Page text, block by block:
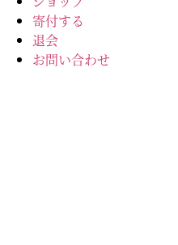
寄付する
退会
お問い合わせ